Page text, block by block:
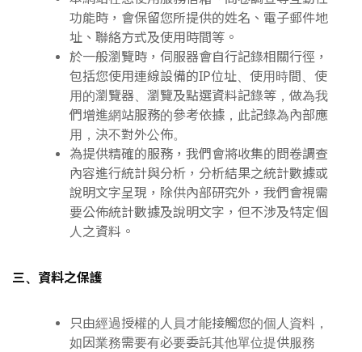
功能時，會保留您所提供的姓名、電子郵件地
址、聯絡方式及使用時間等。
於一般瀏覽時，伺服器會自行記錄相關行徑，
包括您使用連線設備的IP位址、使用時間、使
用的瀏覽器、瀏覽及點選資料記錄等，做為我
們增進網站服務的參考依據，此記錄為內部應
用，決不對外公佈。
為提供精確的服務，我們會將收集的問卷調查
內容進行統計與分析，分析結果之統計數據或
說明文字呈現，除供內部研究外，我們會視需
要公佈統計數據及說明文字，但不涉及特定個
人之資料。
三、資料之保護
只由經過授權的人員才能接觸您的個人資料，
如因業務需要有必要委託其他單位提供服務